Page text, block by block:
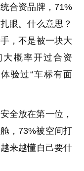
合资品牌，71%
眼。什么意思？
，不是被一块大
概率开过合资
验过“车标有面
全放在第一位，
，73%被空间打
来越懂自己要什